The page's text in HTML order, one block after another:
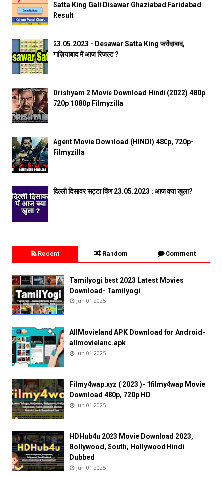
Satta King Gali Disawar Ghaziabad Faridabad
Result
23.05.2023 - Desawar Satta King फरीदाबाद,
गाज़ियाबाद में आज रिजल्ट ?
Drishyam 2 Movie Download Hindi (2022) 480p
720p 1080p Filmyzilla
Agent Movie Download (HINDI) 480p, 720p-
Filmyzilla
दिल्ली दिसावर सट्टा किंग 23.05.2023 : आज क्या खुला?
Recent Random Comment
Tamilyogi best 2023 Latest Movies
Download- Tamilyogi
Jun 01 2025
AllMovieland APK Download for Android-
allmovieland.apk
Jun 01 2025
Filmy4wap.xyz ( 2023 )- 1filmy4wap Movie
Download 480p, 720p HD
Jun 01 2025
HDHub4u 2023 Movie Download 2023,
Bollywood, South, Hollywood Hindi
Dubbed
Jun 01 2025